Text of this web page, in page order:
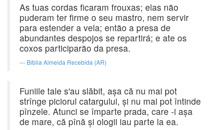
As tuas cordas ficaram frouxas; elas não
puderam ter firme o seu mastro, nem servir
para estender a vela; então a presa de
abundantes despojos se repartirá; e ate os
coxos participarão da presa.
Bíblia Almeida Recebida (AR)
Funiile tale s'au slăbit, aşa că nu mai pot
strînge piciorul catargului, şi nu mai pot întinde
pînzele. Atunci se împarte prada, care -i aşa
de mare, că pînă şi ologii iau parte la ea.